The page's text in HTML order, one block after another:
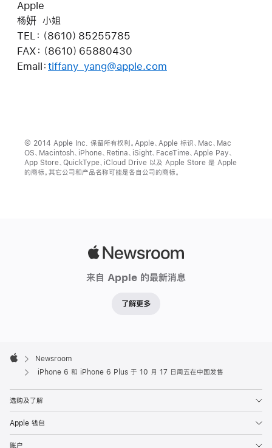
Apple
杨妍 小姐
TEL：（8610）85255785
FAX：（8610）65880430
Email： tiffany_yang@apple.com
© 2014 Apple Inc. 保留所有权利。Apple、Apple 标识、Mac、Mac
OS、Macintosh、iPhone、Retina、iSight、FaceTime、Apple Pay、
App Store、QuickType、iCloud Drive 以及 Apple Store 是 Apple
的商标。其它公司和产品名称可能是各自公司的商标。
来自 Apple 的最新消息
了解更多
Footer

Apple
Newsroom
iPhone 6 和 iPhone 6 Plus 于 10 月 17 日周五在中国发售
选购及了解
Apple 钱包
账户